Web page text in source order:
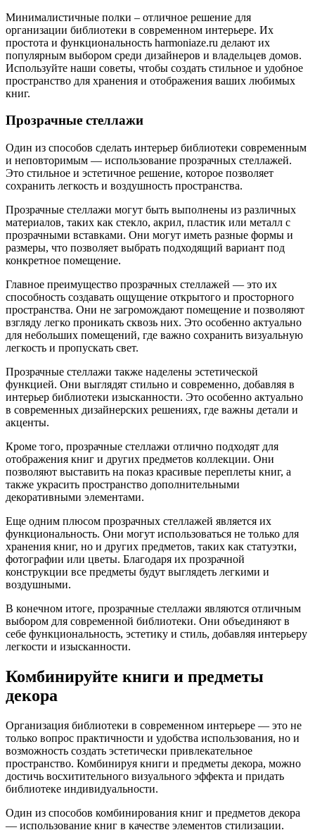
Минималистичные полки – отличное решение для
организации библиотеки в современном интерьере. Их
простота и функциональность harmoniaze.ru делают их
популярным выбором среди дизайнеров и владельцев домов.
Используйте наши советы, чтобы создать стильное и удобное
пространство для хранения и отображения ваших любимых
книг.
Прозрачные стеллажи
Один из способов сделать интерьер библиотеки современным
и неповторимым — использование прозрачных стеллажей.
Это стильное и эстетичное решение, которое позволяет
сохранить легкость и воздушность пространства.
Прозрачные стеллажи могут быть выполнены из различных
материалов, таких как стекло, акрил, пластик или металл с
прозрачными вставками. Они могут иметь разные формы и
размеры, что позволяет выбрать подходящий вариант под
конкретное помещение.
Главное преимущество прозрачных стеллажей — это их
способность создавать ощущение открытого и просторного
пространства. Они не загромождают помещение и позволяют
взгляду легко проникать сквозь них. Это особенно актуально
для небольших помещений, где важно сохранить визуальную
легкость и пропускать свет.
Прозрачные стеллажи также наделены эстетической
функцией. Они выглядят стильно и современно, добавляя в
интерьер библиотеки изысканности. Это особенно актуально
в современных дизайнерских решениях, где важны детали и
акценты.
Кроме того, прозрачные стеллажи отлично подходят для
отображения книг и других предметов коллекции. Они
позволяют выставить на показ красивые переплеты книг, а
также украсить пространство дополнительными
декоративными элементами.
Еще одним плюсом прозрачных стеллажей является их
функциональность. Они могут использоваться не только для
хранения книг, но и других предметов, таких как статуэтки,
фотографии или цветы. Благодаря их прозрачной
конструкции все предметы будут выглядеть легкими и
воздушными.
В конечном итоге, прозрачные стеллажи являются отличным
выбором для современной библиотеки. Они объединяют в
себе функциональность, эстетику и стиль, добавляя интерьеру
легкости и изысканности.
Комбинируйте книги и предметы
декора
Организация библиотеки в современном интерьере — это не
только вопрос практичности и удобства использования, но и
возможность создать эстетически привлекательное
пространство. Комбинируя книги и предметы декора, можно
достичь восхитительного визуального эффекта и придать
библиотеке индивидуальности.
Один из способов комбинирования книг и предметов декора
— использование книг в качестве элементов стилизации.